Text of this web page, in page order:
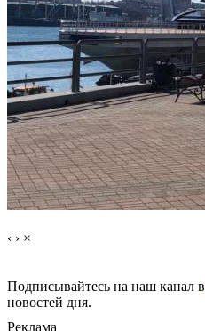
‹ › ×
Подписывайтесь на наш канал в
новостей дня.
Реклама